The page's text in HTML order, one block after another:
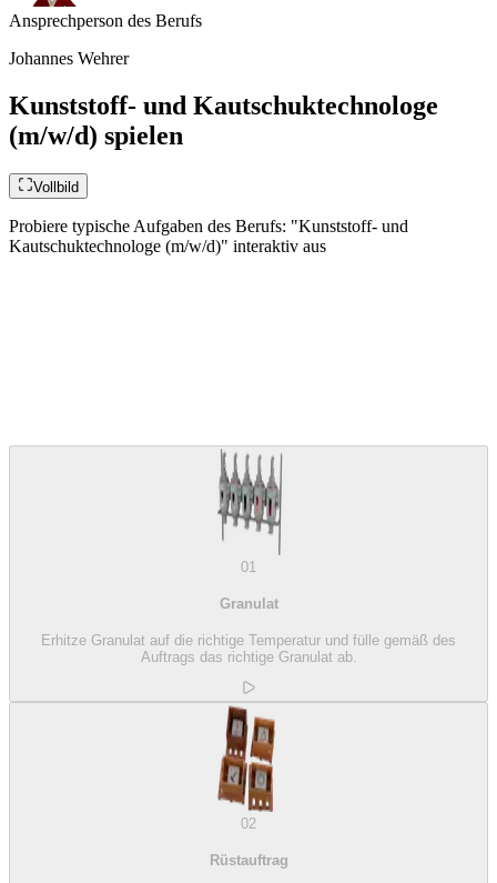
Ansprechperson des Berufs
Johannes Wehrer
Kunststoff- und Kautschuktechnologe
(m/w/d) spielen
Vollbild
Probiere typische Aufgaben des Berufs: "Kunststoff- und
Kautschuktechnologe (m/w/d)" interaktiv aus
01
Granulat
Erhitze Granulat auf die richtige Temperatur und fülle gemäß des
Auftrags das richtige Granulat ab.
02
Rüstauftrag